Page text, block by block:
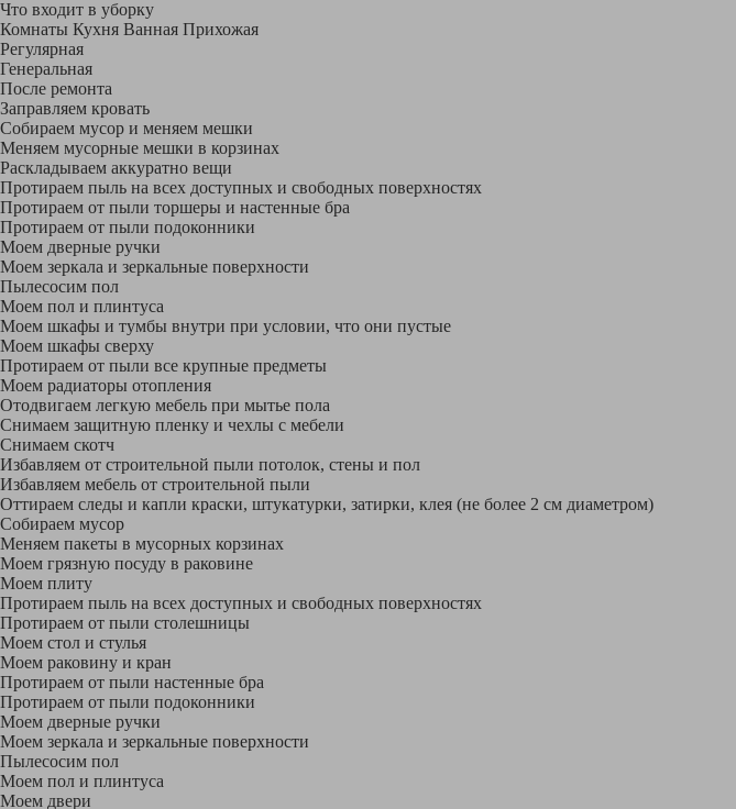
Что входит в уборку
Регу­лярная
Гене­ральная
После ремонта
Заправляем кровать
Собираем мусор и меняем мешки
Меняем мусорные мешки в корзинах
Раскладываем аккуратно вещи
Протираем пыль на всех доступных и свободных поверхностях
Протираем от пыли торшеры и настенные бра
Протираем от пыли подоконники
Моем дверные ручки
Моем зеркала и зеркальные поверхности
Пылесосим пол
Моем пол и плинтуса
Моем шкафы и тумбы внутри при условии, что они пустые
Моем шкафы сверху
Протираем от пыли все крупные предметы
Моем радиаторы отопления
Отодвигаем легкую мебель при мытье пола
Снимаем защитную пленку и чехлы с мебели
Снимаем скотч
Избавляем от строительной пыли потолок, стены и пол
Избавляем мебель от строительной пыли
Оттираем следы и капли краски, штукатурки, затирки, клея (не более 2 см диаметром)
Собираем мусор
Меняем пакеты в мусорных корзинах
Моем грязную посуду в раковине
Моем плиту
Протираем пыль на всех доступных и свободных поверхностях
Протираем от пыли столешницы
Моем стол и стулья
Моем раковину и кран
Протираем от пыли настенные бра
Протираем от пыли подоконники
Моем дверные ручки
Моем зеркала и зеркальные поверхности
Пылесосим пол
Моем пол и плинтуса
Моем двери